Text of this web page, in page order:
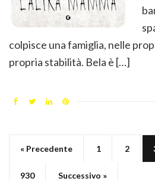
colpisce una famiglia, nelle
propria stabilità. Bela è […]
« Precedente 1 2
930 Successivo »